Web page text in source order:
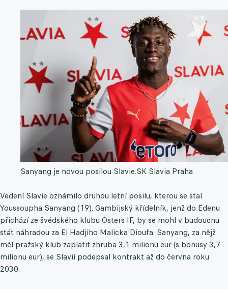
Sanyang je novou posilou Slavie.SK Slavia Praha
Vedení Slavie oznámilo druhou letní posilu, kterou se stal
Youssoupha Sanyang (19). Gambijský křídelník, jenž do Edenu
přichází ze švédského klubu Östers IF, by se mohl v budoucnu
stát náhradou za El Hadjiho Malicka Dioufa. Sanyang, za nějž
měl pražský klub zaplatit zhruba 3,1 milionu eur (s bonusy 3,7
milionu eur), se Slavií podepsal kontrakt až do června roku
2030.